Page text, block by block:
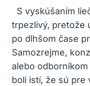
S vyskúšaním
trpezlivý, pretože
po dlhšom čase
Samozrejme,
alebo odborníkom‌
boli ‍istí, že⁢ sú pre